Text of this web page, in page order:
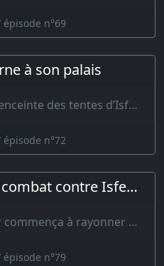
n°69
à son palais
Quand Rustem arriva à l’enceinte des tentes d’Isfendiar, il resta pendant quelque temps de…
n°72
Rustem retourne au combat contre Isfendiar
Cependant l’aube du jour commença à rayonner du haut de la montagne et à s’a…
n°79